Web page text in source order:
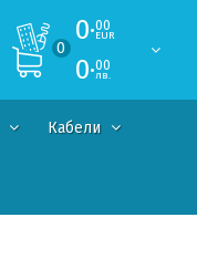
0
0·00
EUR
0·00
лв.
Кабели